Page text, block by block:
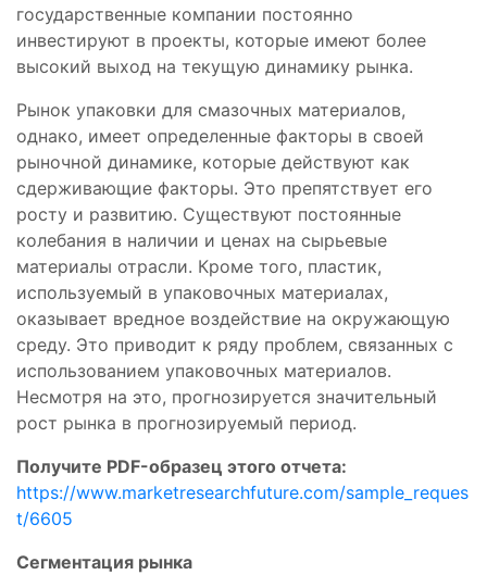
государственные компании постоянно
инвестируют в проекты, которые имеют более
высокий выход на текущую динамику рынка.
Рынок упаковки для смазочных материалов,
однако, имеет определенные факторы в своей
рыночной динамике, которые действуют как
сдерживающие факторы. Это препятствует его
росту и развитию. Существуют постоянные
колебания в наличии и ценах на сырьевые
материалы отрасли. Кроме того, пластик,
используемый в упаковочных материалах,
оказывает вредное воздействие на окружающую
среду. Это приводит к ряду проблем, связанных с
использованием упаковочных материалов.
Несмотря на это, прогнозируется значительный
рост рынка в прогнозируемый период.
Получите PDF-образец этого отчета:
https://www.marketresearchfuture.com/sample_reques
t/6605
Сегментация рынка